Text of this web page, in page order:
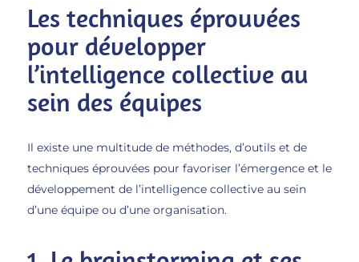
Les techniques éprouvées
pour développer
l’intelligence collective au
sein des équipes
Il existe une multitude de méthodes, d’outils et de
techniques éprouvées pour favoriser l’émergence et le
développement de l’intelligence collective au sein
d’une équipe ou d’une organisation.